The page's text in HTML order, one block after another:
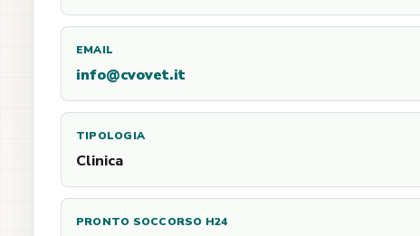
EMAIL
info@cvovet.it
TIPOLOGIA
Clinica
PRONTO SOCCORSO H24